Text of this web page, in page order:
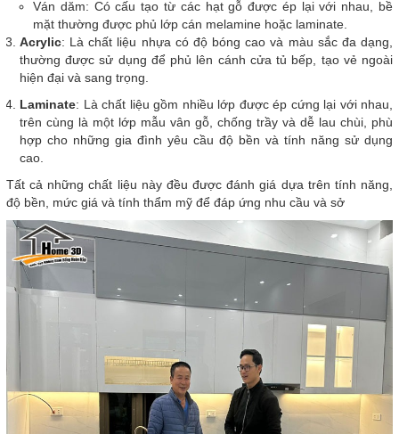
Ván dăm: Có cấu tạo từ các hạt gỗ được ép lại với nhau, bề
mặt thường được phủ lớp cán melamine hoặc laminate.
Acrylic: Là chất liệu nhựa có độ bóng cao và màu sắc đa dạng,
thường được sử dụng để phủ lên cánh cửa tủ bếp, tạo vẻ ngoài
hiện đại và sang trọng.
Laminate: Là chất liệu gồm nhiều lớp được ép cứng lại với nhau,
trên cùng là một lớp mẫu vân gỗ, chống trầy và dễ lau chùi, phù
hợp cho những gia đình yêu cầu độ bền và tính năng sử dụng
cao.
Tất cả những chất liệu này đều được đánh giá dựa trên tính năng,
độ bền, mức giá và tính thẩm mỹ để đáp ứng nhu cầu và sở